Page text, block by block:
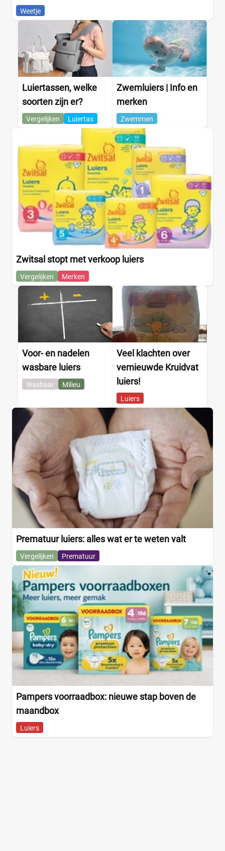
Weetje
Luiertassen, welke
soorten zijn er?
Vergelijken Luiertas
Zwemluiers | Info en
merken
Zwemmen
Zwitsal stopt met verkoop luiers
Vergelijken Merken
Voor- en nadelen
wasbare luiers
Wasbaar Milieu
Veel klachten over
vernieuwde Kruidvat
luiers!
Luiers
Prematuur luiers: alles wat er te weten valt
Vergelijken Prematuur
Pampers voorraadbox: nieuwe stap boven de
maandbox
Luiers